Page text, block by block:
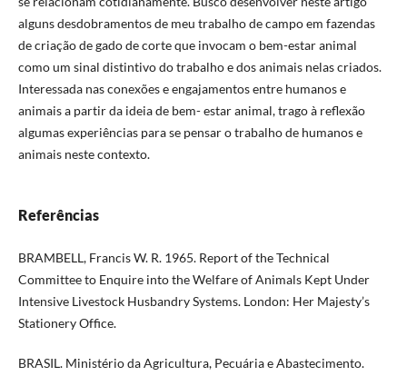
alguns desdobramentos de meu trabalho de campo em fazendas
de criação de gado de corte que invocam o bem-estar animal
como um sinal distintivo do trabalho e dos animais nelas criados.
Interessada nas conexões e engajamentos entre humanos e
animais a partir da ideia de bem- estar animal, trago à reflexão
algumas experiências para se pensar o trabalho de humanos e
animais neste contexto.
Referências
BRAMBELL, Francis W. R. 1965. Report of the Technical
Committee to Enquire into the Welfare of Animals Kept Under
Intensive Livestock Husbandry Systems. London: Her Majesty’s
Stationery Office.
BRASIL. Ministério da Agricultura, Pecuária e Abastecimento.